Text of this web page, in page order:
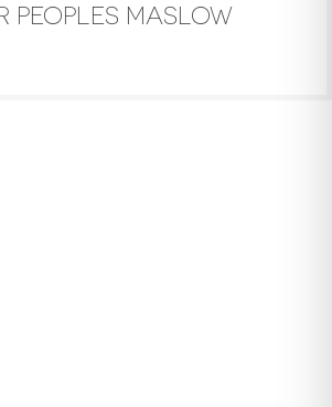
PEOPLES MASLOW